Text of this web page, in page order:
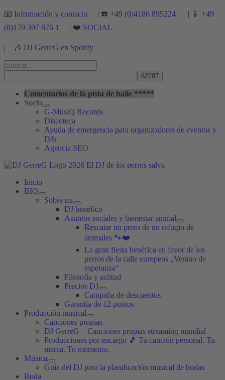
Ir
contenido
📧 Información y contacto | ☎️ +49 (0)4186 895224 | 📱 +49
(0)179 397 876 1
| ❤️ SOCIAL
| 🎶 DJ GerreG en Spotify
Buscar
por:
Comentarios de la pista de baile *****
Socio
G-MusiQ Records
Discoteca
Ayuda de emergencia para organizadores de eventos y
DJs
Agencia SEO
Inicio
BIO
Sobre mí
DJ benéfico
Asuntos sociales y bienestar animal
Rescatar un perro de un refugio de
animales 🐾❤️
La gran fiesta benéfica en favor de los
perros de la calle europeos „Verano de
esperanza“
Filosofía y actitud
Precios DJ
Campaña de descuentos
Garantía de 12 puntos
Producción musical
Canciones propias
DJ GerreG – Canciones propias streaming mundial
Producciones por encargo 🎵 Tu canción personal. Tu
marca. Tu momento.
Música
Guía del DJ para la planificación musical de bodas
Boda